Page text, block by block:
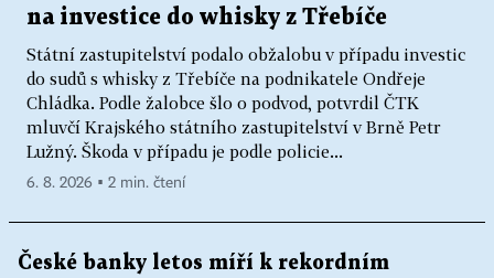
na investice do whisky z Třebíče
Státní zastupitelství podalo obžalobu v případu investic
do sudů s whisky z Třebíče na podnikatele Ondřeje
Chládka. Podle žalobce šlo o podvod, potvrdil ČTK
mluvčí Krajského státního zastupitelství v Brně Petr
Lužný. Škoda v případu je podle policie...
6. 8. 2026 ▪ 2 min. čtení
České banky letos míří k rekordním